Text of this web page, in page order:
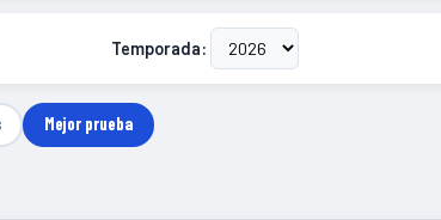
Temporada:
Mejor prueba